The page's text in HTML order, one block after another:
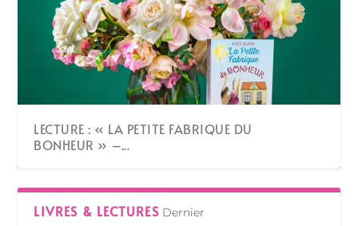
LECTURE : « LA PETITE FABRIQUE DU
BONHEUR » –...
LIVRES & LECTURES Dernier